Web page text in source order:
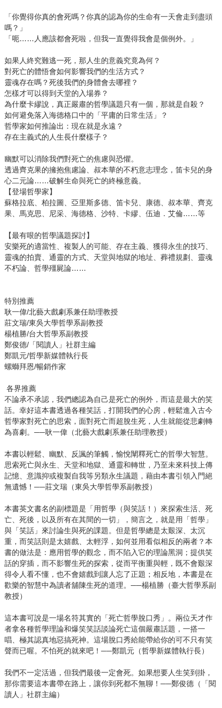
「你覺得你真的會死嗎？你真的認為你的生命有一天會走到盡頭
嗎？」
「呃……人應該都會死啦，但我一直覺得我會是個例外。」
如果人終究難逃一死，那人生的意義究竟為何？
對死亡的體悟會如何影響我們的生活方式？
靈魂存在嗎？死後我們的身體會去哪裡？
怎樣才可以得到天堂的入場券？
為什麼卡繆說，真正嚴肅的哲學議題只有一個，那就是自殺？
如何避免落入海德格口中的「平庸的日常生活」？
哲學家如何推論出：現在就是永遠？
存在主義式的人生長什麼樣子？
幽默可以消除我們對死亡的焦慮與恐懼。
透過齊克果的擁抱焦慮論、叔本華的不朽意志理念，笛卡兒的身
心二元論……破解生命與死亡的終極意義。
【登場哲學家】
蘇格拉底、柏拉圖、亞里斯多德、笛卡兒、康德、叔本華、齊克
果、馬克思、尼采、海德格、沙特、卡繆、伍迪．艾倫……等
【最有哏的哲學議題探討】
安樂死的適當性、複製人的可能、存在主義、獲得永生的技巧、
靈魂的拍賣、通靈的方式、天堂與地獄的地址、葬禮規劃、靈魂
不朽論、哲學殭屍論……
特別推薦
耿一偉/北藝大戲劇系兼任助理教授
莊文瑞/東吳大學哲學系副教授
楊植勝/台大哲學系副教授
鄭俊德/「閱讀人」社群主編
鄭凱元/哲學新媒體執行長
螺螄拜恩/暢銷作家
各界推薦
不論承不承認，我們總認為自己是死亡的例外，而這是最大的笑
話。幸好這本書透過各種笑話，打開我們的心房，輕鬆進入古今
哲學家對死亡的思索，面對死亡而超脫生死，人生就能從悲劇轉
為喜劇。──耿一偉（北藝大戲劇系兼任助理教授）
本書以輕鬆、幽默、反諷的筆觸，愉悅闡釋死亡的哲學大智慧。
思索死亡與永生、天堂和地獄、通靈和轉世，乃至未來科技上傳
記憶、意識抑或複製自我等另類永生議題，藉由本書引領入門絕
無遺憾！──莊文瑞（東吳大學哲學系副教授）
本書英文書名的副標題是「用哲學（與笑話！）來探索生活、死
亡、死後，以及所有在其間的一切」，簡言之，就是用「哲學」
與「笑話」來討論生與死的課題。但是哲學總是太艱深、太沉
重，而笑話則是太嬉戲、太輕浮，如何並用看似相反的兩者？本
書的做法是：應用哲學的觀念，而不陷入它的理論黑洞；提供笑
話的穿插，而不影響生死的探索，從而平衡重與輕，既不會艱深
得令人看不懂，也不會嬉戲到讓人忘了正題；相反地，本書是在
歡樂的智慧中為讀者舖陳生死的道理。──楊植勝（臺大哲學系副
教授）
這本書可說是一場名符其實的「死亡哲學脫口秀」。兩位天才作
者拿各種哲學理論和爆笑笑話談論死亡這個嚴肅話題，一搭一
唱、極其認真地惡搞死神。這場脫口秀給能帶給你的可不只有笑
聲而已喔。不怕死的就來吧！──鄭凱元（哲學新媒體執行長）
我們不一定活過，但我們最後一定會死。如果想要人生笑到掛，
那你需要這本書帶在路上，讓你到死都不無聊！──鄭俊德（「閱
讀人」社群主編）